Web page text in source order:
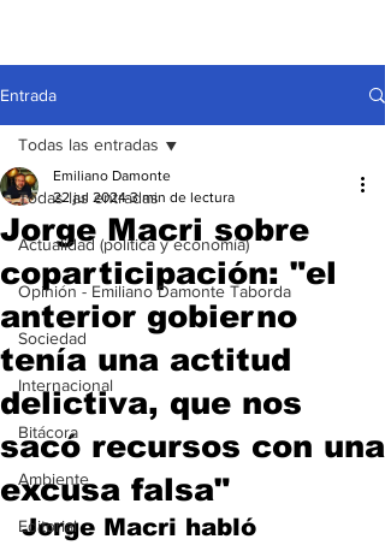
Entrada
Todas las entradas
Actualidad (política y economía)
Opinión - Emiliano Damonte Taborda
Sociedad
Internacional
Bitácora
Ambiente
Editorial
Todas las entradas
Jorge Macri sobre
coparticipación: "el
anterior gobierno
tenía una actitud
delictiva, que nos
sacó recursos con una
excusa falsa"
Emiliano Damonte
22 jul 2024 3 min de lectura
Jorge Macri habló